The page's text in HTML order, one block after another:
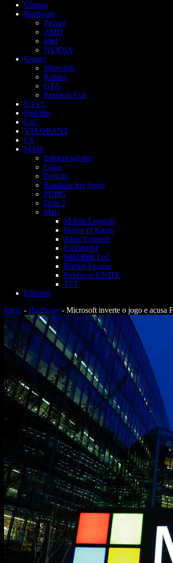
Últimas
Hardware
Pichau
AMD
Intel
NVIDIA
Games
Minecraft
Roblox
GTA
Resident Evil
EA FC
Free fire
LoL
VALORANT
CS
MAIS
Influenciadores
Guias
Fortnite
Rainbow Six Siege
PUBG
Dota 2
Mais
Mobile Legends
Honor of Kings
Apex Legends
Farlight 84
Wild Rift: LoL
Rocket League
Pokémon UNITE
TFT
Editorial
Início - Hardware - Microsoft inverte o jogo e acusa